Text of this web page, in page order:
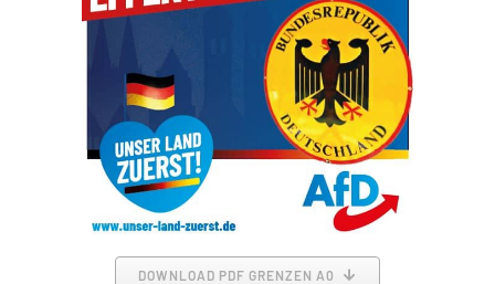
DOWNLOAD PDF GRENZEN A0